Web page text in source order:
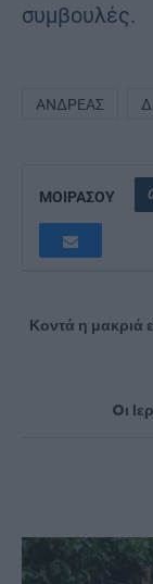
συμβουλές.
ΑΝΔΡΈΑΣ
ΜΟΙΡΑΣΟΥ
Κοντά η μακριά
Oι